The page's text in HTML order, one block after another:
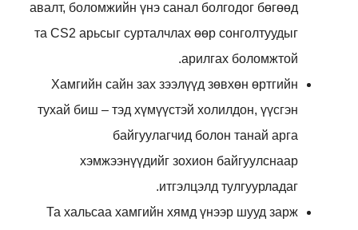
авалт, боломжийн үнэ санал болгодог бөгөөд
та CS2 арьсыг сурталчлах өөр сонголтуудыг
арилгах боломжтой.
Хамгийн сайн зах зээлүүд зөвхөн өртгийн
тухай биш – тэд хүмүүстэй холилдон, үүсгэн
байгуулагчид болон танай арга
хэмжээнүүдийг зохион байгуулснаар
итгэлцэлд тулгуурладаг.
Та хальсаа хамгийн хямд үнээр шууд зарж